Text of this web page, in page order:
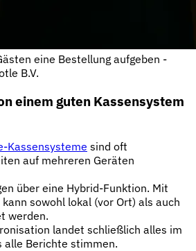
eine Bestellung aufgeben -
B.V.
einem guten Kassensystem
Kassensysteme sind oft
auf mehreren Geräten
über eine Hybrid-Funktion. Mit
sowohl lokal (vor Ort) als auch
werden.
landet schließlich alles im
alle Berichte stimmen.